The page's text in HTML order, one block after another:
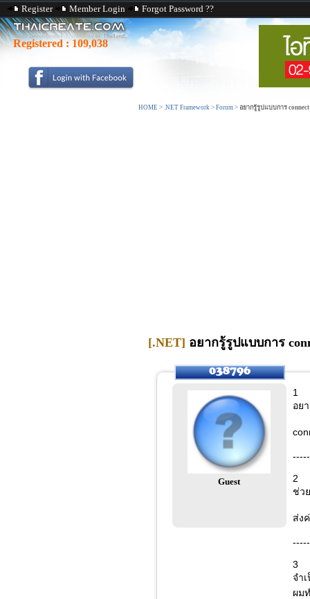
Register Member Login Forgot Password ??
Registered : 109,038
HOME > .NET Framework > Forum > อยากรู้รูปแบบการ
[.NET] อยากรู้รูปแบบการ
Guest
1
อย
2
ช่ว
ส่ง
3
จำ
ผม